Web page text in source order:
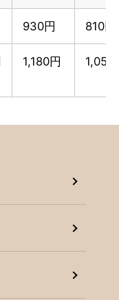
930円 810円
1,180円 1,050